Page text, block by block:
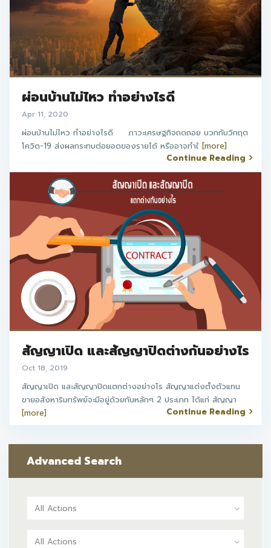
ผ่อนบ้านไม่ไหว ทำอย่างไรดี
Apr 11, 2020
ผ่อนบ้านไม่ไหว ทำอย่างไรดี ภาวะเศรษฐกิจถดถอย บวกกับวิกฤต
โควิด-19 ส่งผลกระทบต่อยอดของรายได้ หรืออาจทำใ [more]
Continue Reading
สัญญาเปิด และสัญญาปิดต่างกันอย่างไร
Oct 18, 2019
สัญญาเปิด และสัญญาปิดแตกต่างอย่างไร สัญญาแต่งตั้งตัวแทน
ขายอสังหาริมทรัพย์จะมีอยู่ด้วยกันหลักๆ 2 ประเภท ได้แก่ สัญญา
[more]
Continue Reading
Advanced Search
All Actions
All Actions